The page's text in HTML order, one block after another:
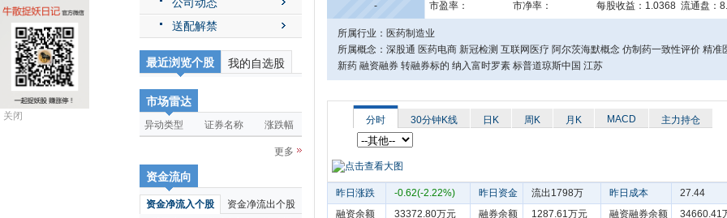
关闭
送配解禁
最近浏览个股 我的自选股
市场雷达
异动类型 证券名称 涨跌幅
更多
资金流向
资金净流入个股
资金净流出个股
- 市盈率： 市净率： 每股收益： 1.0368 流通盘：
所属行业：医药制造业
所属概念：深股通 医药电商 新冠检测 互联网医疗 阿尔茨海默概念 仿制药一致性评价 精准
新药 融资融券 转融券标的 纳入富时罗素 标普道琼斯中国 江苏
分时 30分钟K线 日K 周K 月K MACD 主力持仓
昨日涨跌 -0.62(-2.22%) 昨日资金 流出1798万 昨日成本
27.44
融资余额
33372.80万元 融券余额 1287.61万元 融资融券余额
34660.41